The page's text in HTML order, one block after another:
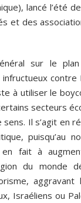
lancé l’été
et des
sur le
contre
à utiliser le
secteurs
sens. Il s’agit en
puisqu’au
en fait à
du monde
aggravant
Israéliens ou